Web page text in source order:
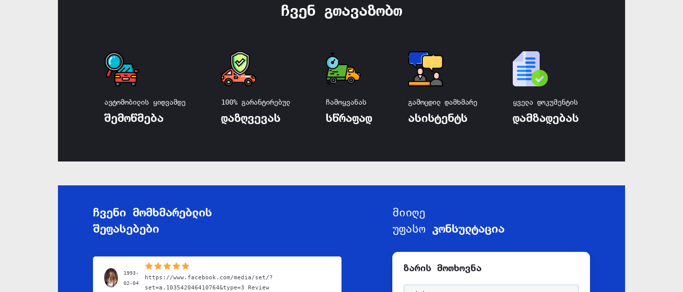
ჩვენ გთავაზობთ
ავტომობილის ყიდვამდე
შემოწმება
100% გარანტირებულ
დაზღვევას
ჩამოყვანას
სწრაფად
გამოცდილ დამხმარე
ასისტენტს
ყველა დოკუმენტის
დამზადებას
ჩვენი მომხმარებლის
შეფასებები
1993-
02-04
https://www.facebook.com/media/set/?
set=a.103542046410764&type=3 Review
მიიღე
უფასო კონსულტაცია
ზარის მოთხოვნა